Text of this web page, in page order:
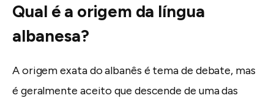
Qual é a origem da língua
albanesa?
A origem exata do albanês é tema de debate, mas
é geralmente aceito que descende de uma das